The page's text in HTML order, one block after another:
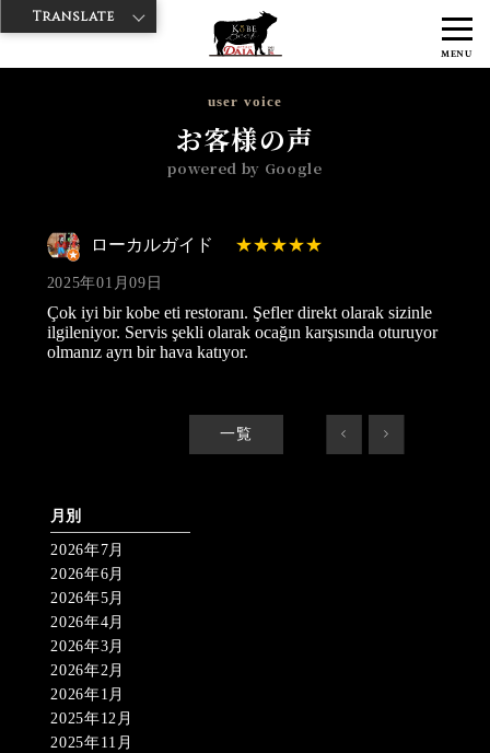
MENU
神戸牛ダイヤ > 神戸牛ダイア 歌舞伎町店
ローカ
user voice
お客様の声
powered by Google
ローカルガイド
2025年01月09日
Çok iyi bir kobe eti restoranı. Şefler direkt olarak sizinle
ilgileniyor. Servis şekli olarak ocağın karşısında oturuyor
olmanız ayrı bir hava katıyor.
一覧 < >
月別
2026年7月
2026年6月
2026年5月
2026年4月
2026年3月
2026年2月
2026年1月
2025年12月
2025年11月
Translate